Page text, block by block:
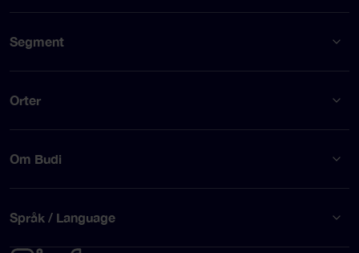
Segment
Orter
Om Budi
Språk / Language